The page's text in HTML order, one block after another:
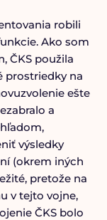
robili
Ako som
ČKS použila
prostriedky na
ešte
a
výsledky
(okrem iných
pretože na
v tejto vojne,
ČKS bolo